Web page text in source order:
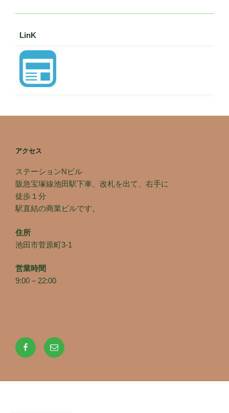
LinK
アクセス
ステーションNビル
阪急宝塚線池田駅下車、改札を出て、右手に
徒歩１分
駅直結の商業ビルです。
住所
池田市菅原町3-1
営業時間
9:00 – 22:00
Facebook
メ
ー